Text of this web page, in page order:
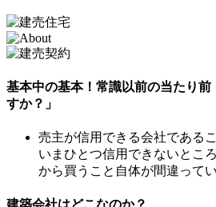
基本中の基本！常識以前の当たり
すか？」
売主が信用できる会社である
いまひとつ信用できないとこ
から買うこと自体が間違ってい